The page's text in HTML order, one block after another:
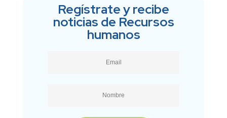
Regístrate y recibe
noticias de Recursos
humanos